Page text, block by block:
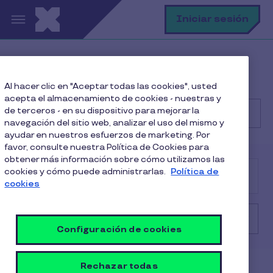
Pasar al contenido principal Iniciar sesión
Facturación, pagos y contratos
Buscar
Consumidor Cliente Comercio
Facturación, pagos y contratos
Al hacer clic en "Aceptar todas las cookies", usted
acepta el almacenamiento de cookies - nuestras y
de terceros - en su dispositivo para mejorar la
navegación del sitio web, analizar el uso del mismo y
ayudar en nuestros esfuerzos de marketing. Por
favor, consulte nuestra Política de Cookies para
obtener más información sobre cómo utilizamos las
cookies y cómo puede administrarlas. Política de
cookies
Configuración de cookies
Rechazar todas